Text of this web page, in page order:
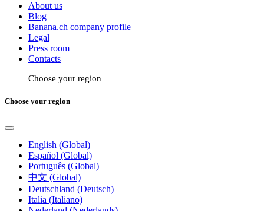
About us
Blog
Banana.ch company profile
Legal
Press room
Contacts
Choose your region
Choose your region
English (Global)
Español (Global)
Português (Global)
中文 (Global)
Deutschland (Deutsch)
Italia (Italiano)